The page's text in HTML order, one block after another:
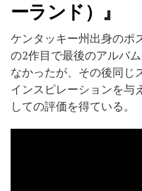
ーランド）』
ケンタッキー州出身のポ
の2作目で最後のアルバ
なかったが、その後同じ
インスピレーションを与
しての評価を得ている。